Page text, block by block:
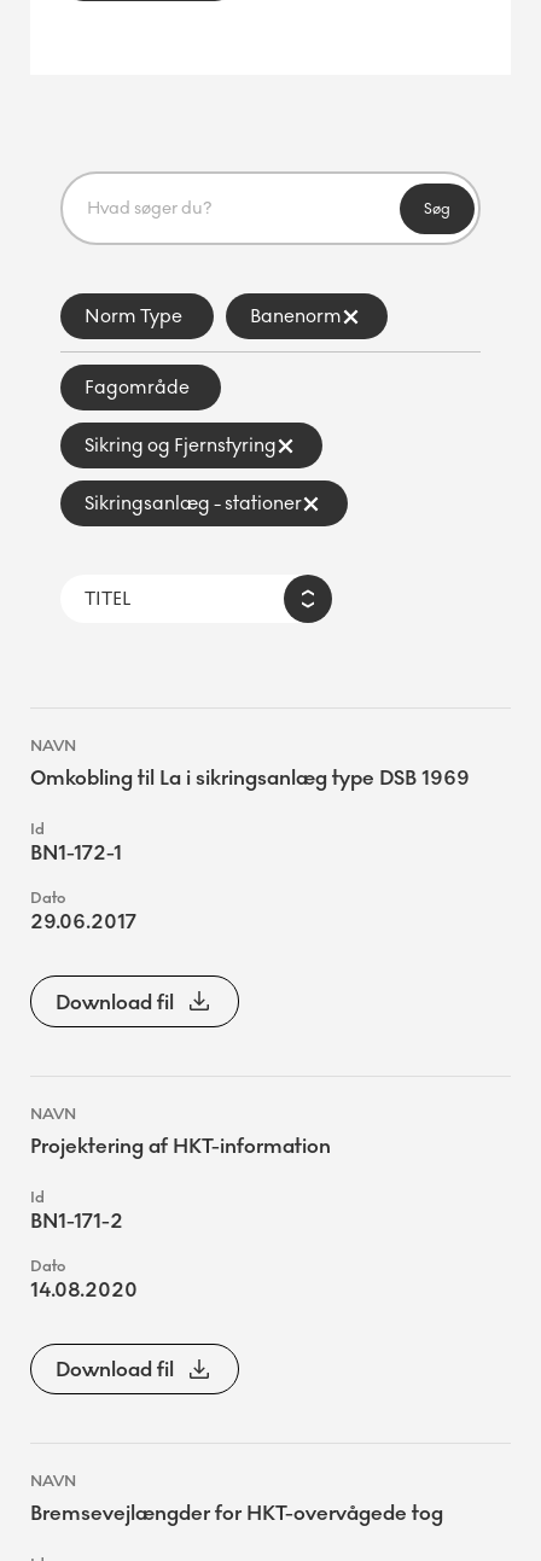
Søg
Norm Type Banenorm
Fagområde
Sikring og Fjernstyring
Sikringsanlæg - stationer
Omkobling til La i sikringsanlæg type DSB 1969
BN1-172-1
29.06.2017
Download fil
Projektering af HKT-information
BN1-171-2
14.08.2020
Download fil
Bremsevejlængder for HKT-overvågede tog